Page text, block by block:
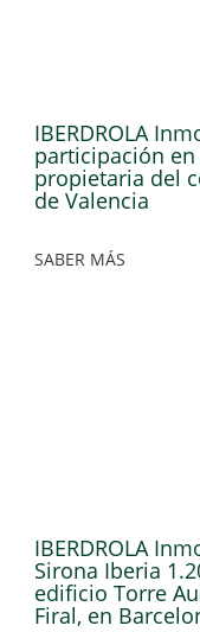
IBERDROLA
participación
propietaria del
de Valencia
SABER MÁS
IBERDROLA
Sirona Iberia
edificio Torre
Firal, en